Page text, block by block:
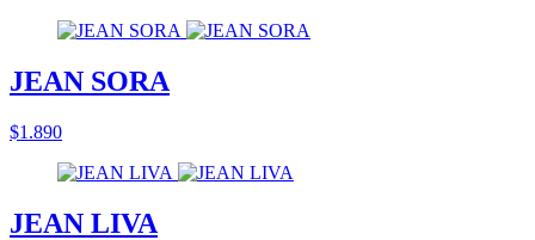
JEAN SORA
$1.890
JEAN LIVA